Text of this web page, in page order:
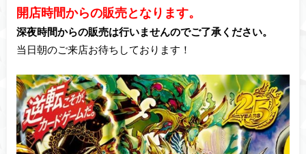
開店時間からの販売となります。
深夜時間からの販売は行いませんのでご了承ください。
当日朝のご来店お待ちしております！